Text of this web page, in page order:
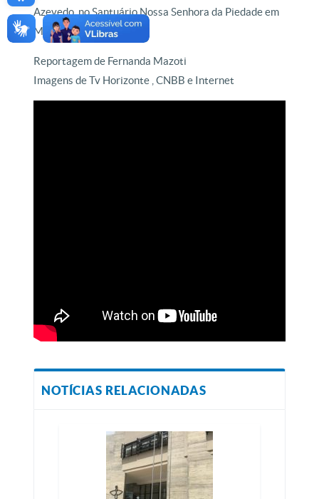
Azevedo, no Santuário Nossa Senhora da Piedade em
Minas Gerais.
Reportagem de Fernanda Mazoti
Imagens de Tv Horizonte , CNBB e Internet
NOTÍCIAS RELACIONADAS